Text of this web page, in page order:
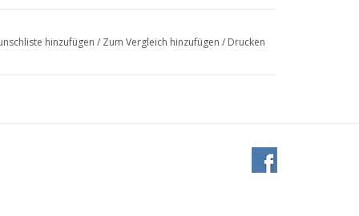
hinzufügen / Zum Vergleich hinzufügen / Drucken